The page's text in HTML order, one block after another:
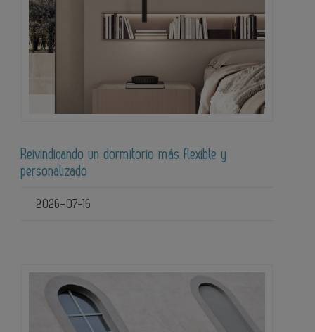
Reivindicando un dormitorio más flexible y
personalizado
2026-07-16